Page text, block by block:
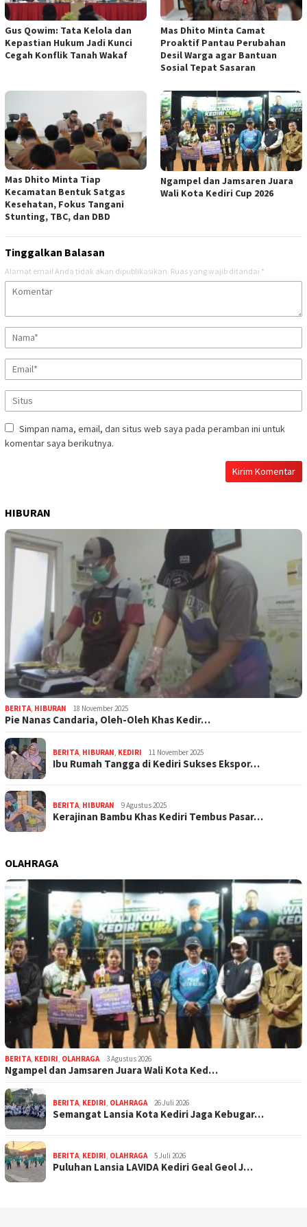
Gus Qowim: Tata Kelola dan
Kepastian Hukum Jadi Kunci
Cegah Konflik Tanah Wakaf
Mas Dhito Minta Camat
Proaktif Pantau Perubahan
Desil Warga agar Bantuan
Sosial Tepat Sasaran
Mas Dhito Minta Tiap
Kecamatan Bentuk Satgas
Kesehatan, Fokus Tangani
Stunting, TBC, dan DBD
Ngampel dan Jamsaren Juara
Wali Kota Kediri Cup 2026
Tinggalkan Balasan
Alamat email Anda tidak akan dipublikasikan. Ruas yang wajib ditandai *
Simpan nama, email, dan situs web saya pada peramban ini untuk
komentar saya berikutnya.
HIBURAN
BERITA, HIBURAN 18 November 2025
Pie Nanas Candaria, Oleh-Oleh Khas Kedir…
BERITA, HIBURAN, KEDIRI 11 November 2025
Ibu Rumah Tangga di Kediri Sukses Ekspor…
BERITA, HIBURAN 9 Agustus 2025
Kerajinan Bambu Khas Kediri Tembus Pasar…
OLAHRAGA
BERITA, KEDIRI, OLAHRAGA 3 Agustus 2026
Ngampel dan Jamsaren Juara Wali Kota Ked…
BERITA, KEDIRI, OLAHRAGA 26 Juli 2026
Semangat Lansia Kota Kediri Jaga Kebugar…
BERITA, KEDIRI, OLAHRAGA 5 Juli 2026
Puluhan Lansia LAVIDA Kediri Geal Geol J…